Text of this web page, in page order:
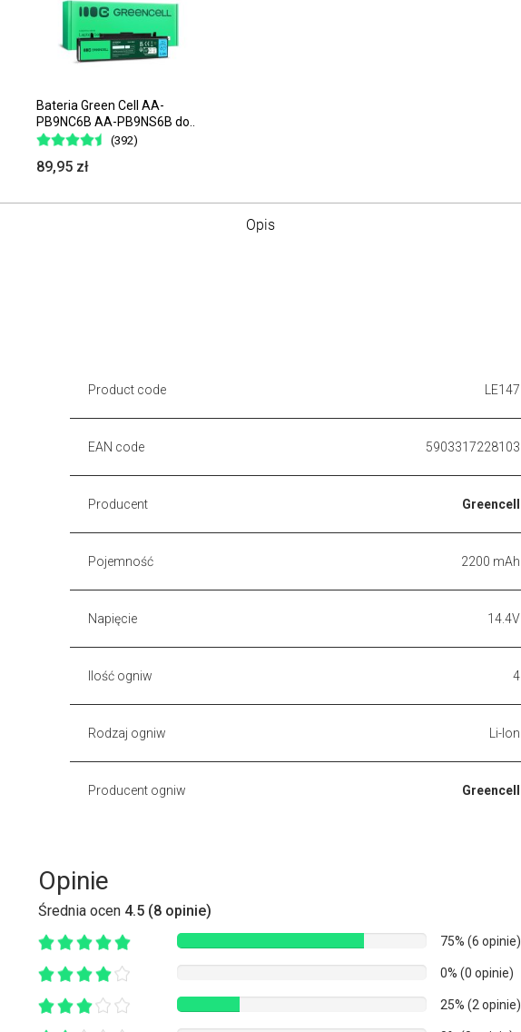
Bateria Green Cell AA-
PB9NC6B AA-PB9NS6B do..
(392)
89,95 zł
Opis
Product code LE147
EAN code 5903317228103
Producent Greencell
Pojemność 2200 mAh
Napięcie 14.4V
Ilość ogniw 4
Rodzaj ogniw Li-Ion
Producent ogniw Greencell
Opinie
Średnia ocen 4.5 (8 opinie)
75% (6 opinie)
0% (0 opinie)
25% (2 opinie)